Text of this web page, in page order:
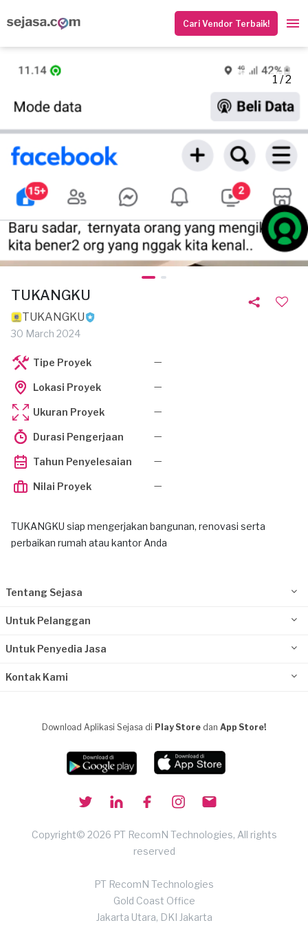
Cari Vendor Terbaik!
1 / 2
TUKANGKU
TUKANGKU
30 March 2024
Tipe Proyek —
Lokasi Proyek —
Ukuran Proyek —
Durasi Pengerjaan —
Tahun Penyelesaian —
Nilai Proyek —
TUKANGKU siap mengerjakan bangunan, renovasi serta
perbaikan rumah atau kantor Anda
Tentang Sejasa
Untuk Pelanggan
Untuk Penyedia Jasa
Kontak Kami
Download Aplikasi Sejasa di Play Store dan App Store!
Copyright© 2026 PT RecomN Technologies, All rights
reserved
PT RecomN Technologies
Gold Coast Office
Jakarta Utara, DKI Jakarta